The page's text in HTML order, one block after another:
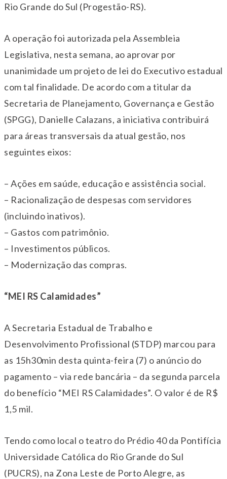
Rio Grande do Sul (Progestão-RS).
A operação foi autorizada pela Assembleia
Legislativa, nesta semana, ao aprovar por
unanimidade um projeto de lei do Executivo estadual
com tal finalidade. De acordo com a titular da
Secretaria de Planejamento, Governança e Gestão
(SPGG), Danielle Calazans, a iniciativa contribuirá
para áreas transversais da atual gestão, nos
seguintes eixos:
– Ações em saúde, educação e assistência social.
– Racionalização de despesas com servidores
(incluindo inativos).
– Gastos com patrimônio.
– Investimentos públicos.
– Modernização das compras.
“MEI RS Calamidades”
A Secretaria Estadual de Trabalho e
Desenvolvimento Profissional (STDP) marcou para
as 15h30min desta quinta-feira (7) o anúncio do
pagamento – via rede bancária – da segunda parcela
do benefício “MEI RS Calamidades”. O valor é de R$
1,5 mil.
Tendo como local o teatro do Prédio 40 da Pontifícia
Universidade Católica do Rio Grande do Sul
(PUCRS), na Zona Leste de Porto Alegre, as